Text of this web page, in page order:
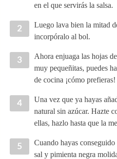
en el que servirás la salsa.
Luego lava bien la mitad
incorpóralo al bol.
Ahora enjuaga las hojas
muy pequeñitas, puedes
de cocina ¡cómo prefieras!
Una vez que ya hayas
natural sin azúcar. Hazte
ellas, hazlo hasta que la
Cuando hayas
sal y pimienta negra